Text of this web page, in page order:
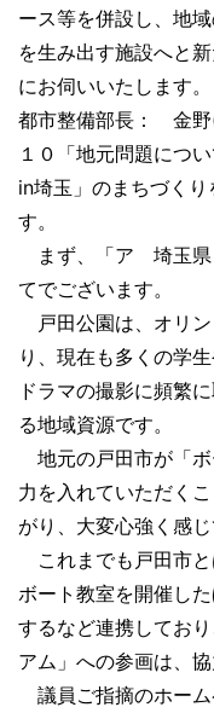
ース等を併設し、地
を生み出す施設へと
にお伺いいたします。
都市整備部長： 金野
１０「地元問題につ
in埼玉」のまちづく
す。
まず、「ア 埼玉県
てでございます。
戸田公園は、オリ
り、現在も多くの学
ドラマの撮影に頻繁
る地域資源です。
地元の戸田市が「
力を入れていただく
がり、大変心強く感じ
これまでも戸田市
ボート教室を開催し
するなど連携してお
アム」への参画は、
議員ご指摘のホー